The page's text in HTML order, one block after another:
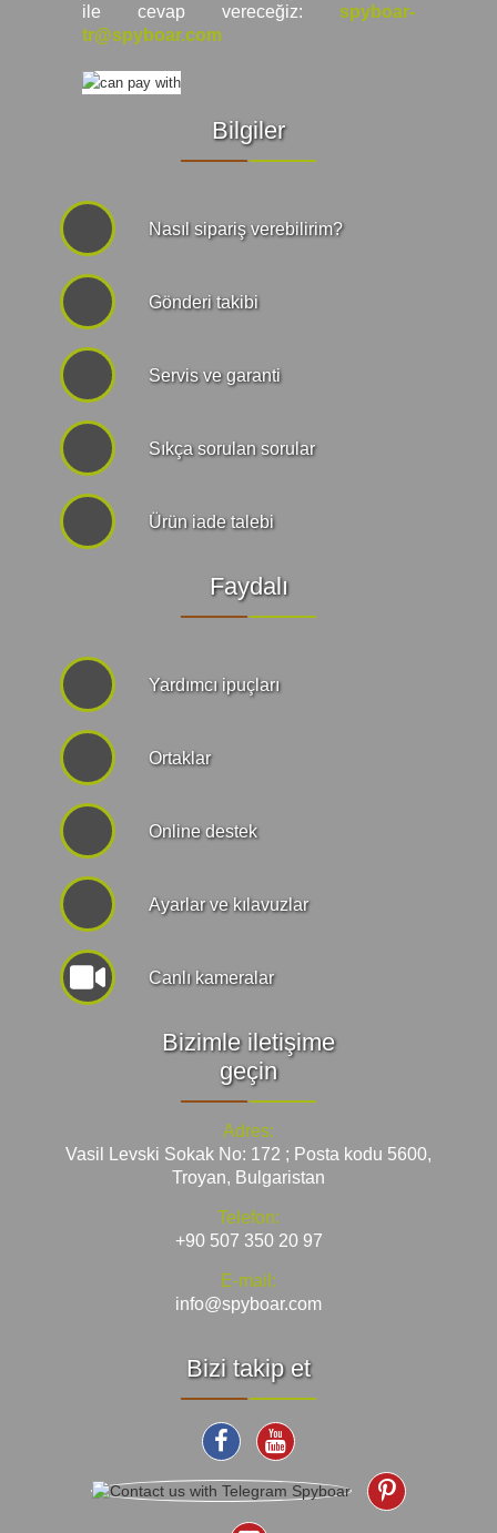
ile cevap vereceğiz:
spyboar-
tr@spyboar.com
Bilgiler
Nasıl sipariş verebilirim?
Gönderi takibi
Servis ve garanti
Sıkça sorulan sorular
Ürün iade talebi
Faydalı
Yardımcı ipuçları
Ortaklar
Online destek
Ayarlar ve kılavuzlar
Canlı kameralar
Bizimle iletişime
geçin
Adres:
Vasil Levski Sokak No: 172 ; Posta kodu 5600,
Troyan, Bulgaristan
Telefon:
+90 507 350 20 97
E-mail:
info@spyboar.com
Bizi takip et